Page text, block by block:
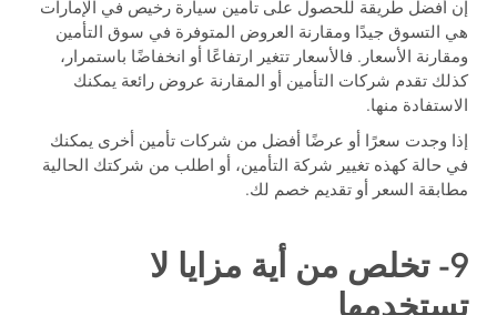
إن أفضل طريقة للحصول على تأمين سيارة رخيص في الإمارات
هي التسوق جيدًا ومقارنة العروض المتوفرة في سوق التأمين
ومقارنة الأسعار. فالأسعار تتغير ارتفاعًا أو انخفاضًا باستمرار،
كذلك تقدم شركات التأمين أو المقارنة عروض رائعة يمكنك
الاستفادة منها.
إذا وجدت سعرًا أو عرضًا أفضل من شركات تأمين أخرى يمكنك
في حالة كهذه تغيير شركة التأمين، أو اطلب من شركتك الحالية
مطابقة السعر أو تقديم خصم لك.
9- تخلص من أية مزايا لا